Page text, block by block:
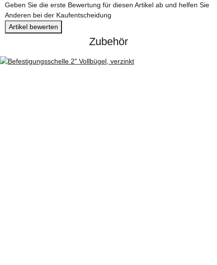
Geben Sie die erste Bewertung für diesen Artikel ab und helfen Sie
Anderen bei der Kaufentscheidung
Artikel bewerten
Zubehör